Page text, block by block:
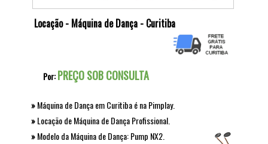
Locação - Máquina de Dança - Curitiba
Por:PREÇO SOB CONSULTA
»Máquina de Dança em Curitiba é na Pimplay.
»Locação de Máquina de Dança Profissional.
»Modelo da Máquina de Dança: Pump NX2.